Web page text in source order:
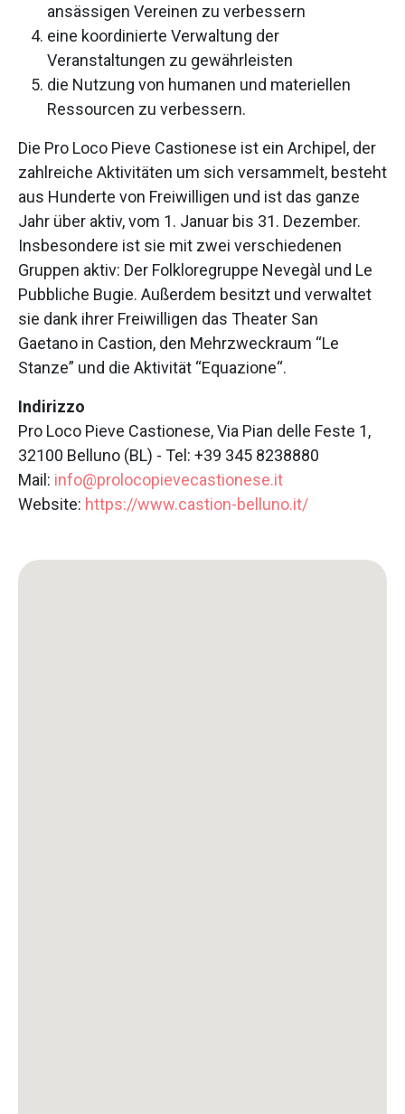
ansässigen Vereinen zu verbessern
eine koordinierte Verwaltung der
Veranstaltungen zu gewährleisten
die Nutzung von humanen und materiellen
Ressourcen zu verbessern.
Die Pro Loco Pieve Castionese ist ein Archipel, der
zahlreiche Aktivitäten um sich versammelt, besteht
aus Hunderte von Freiwilligen und ist das ganze
Jahr über aktiv, vom 1. Januar bis 31. Dezember.
Insbesondere ist sie mit zwei verschiedenen
Gruppen aktiv: Der Folkloregruppe Nevegàl und Le
Pubbliche Bugie. Außerdem besitzt und verwaltet
sie dank ihrer Freiwilligen das Theater San
Gaetano in Castion, den Mehrzweckraum “Le
Stanze” und die Aktivität “Equazione“.
Indirizzo
Pro Loco Pieve Castionese, Via Pian delle Feste 1,
32100 Belluno (BL) - Tel: +39 345 8238880
Mail: info@prolocopievecastionese.it
Website: https://www.castion-belluno.it/